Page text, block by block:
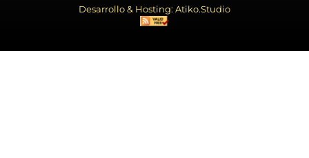
Desarrollo & Hosting: Atiko.Studio